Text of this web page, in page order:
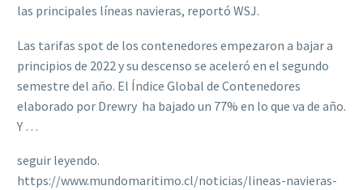
las principales líneas navieras, reportó WSJ.
Las tarifas spot de los contenedores empezaron a bajar a
principios de 2022 y su descenso se aceleró en el segundo
semestre del año. El Índice Global de Contenedores
elaborado por Drewry ha bajado un 77% en lo que va de año.
Y …
seguir leyendo.
https://www.mundomaritimo.cl/noticias/lineas-navieras-